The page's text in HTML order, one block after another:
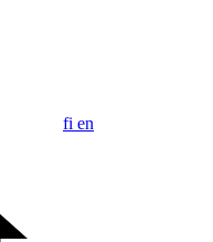
fi en